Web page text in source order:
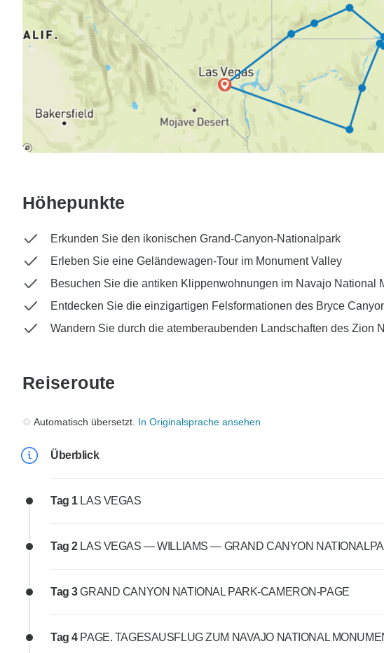
Höhepunkte
Erkunden Sie den ikonischen Grand-Canyon-Nationalpark
Erleben Sie eine Geländewagen-Tour im Monument Valley
Besuchen Sie die antiken Klippenwohnungen im Navajo National
Entdecken Sie die einzigartigen Felsformationen des Bryce
Wandern Sie durch die atemberaubenden Landschaften des Zion
Reiseroute
Automatisch übersetzt. In Originalsprache ansehen
Überblick
Tag 1 LAS VEGAS
Tag 2 LAS VEGAS — WILLIAMS — GRAND CANYON
Tag 3GRAND CANYON NATIONAL PARK-CAMERON-PAGE
Tag 4 PAGE. TAGESAUSFLUG ZUM NAVAJO NATIONAL